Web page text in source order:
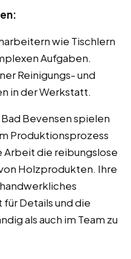
wie Tischlern
Aufgaben.
Reinigungs- und
in der Werkstatt.
Bevensen spielen
Produktionsprozess
Arbeit die reibungslose
Holzprodukten. Ihre
Details und die
als auch im Team zu